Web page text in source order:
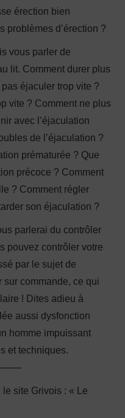
érection bien
problèmes d’érection ?
vous parler de
lit. Comment durer plus
éjaculer trop vite ?
vite ? Comment ne plus
avec l’éjaculation
de l’éjaculation ?
prématurée ? Que
précoce ? Comment
? Comment régler
son éjaculation ?
parlerai du contrôler
pouvez contrôler votre
par le sujet de
sur commande, ce qui
! Dites adieu à
aussi dysfonction
homme impuissant
et techniques.
site Grivois : « Le